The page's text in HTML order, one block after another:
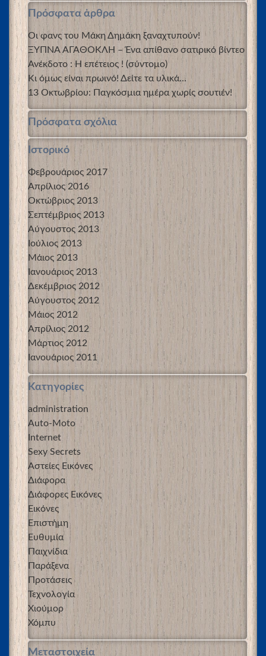
Πρόσφατα άρθρα
Οι φανς του Μάκη Δημάκη ξαναχτυπούν!
ΞΥΠΝΑ ΑΓΑΘΟΚΛΗ – Ένα απίθανο σατιρικό βίντεο
Ανέκδοτο : Η επέτειος ! (σύντομο)
Κι όμως είναι πρωινό! Δείτε τα υλικά…
13 Οκτωβρίου: Παγκόσμια ημέρα χωρίς σουτιέν!
Πρόσφατα σχόλια
Ιστορικό
Φεβρουάριος 2017
Απρίλιος 2016
Οκτώβριος 2013
Σεπτέμβριος 2013
Αύγουστος 2013
Ιούλιος 2013
Μάιος 2013
Ιανουάριος 2013
Δεκέμβριος 2012
Αύγουστος 2012
Μάιος 2012
Απρίλιος 2012
Μάρτιος 2012
Ιανουάριος 2011
Kατηγορίες
administration
Auto-Moto
Internet
Sexy Secrets
Αστείες Εικόνες
Διάφορα
Διάφορες Εικόνες
Εικόνες
Επιστήμη
Ευθυμία
Παιχνίδια
Παράξενα
Προτάσεις
Τεχνολογία
Χιούμορ
Χόμπυ
Μεταστοιχεία